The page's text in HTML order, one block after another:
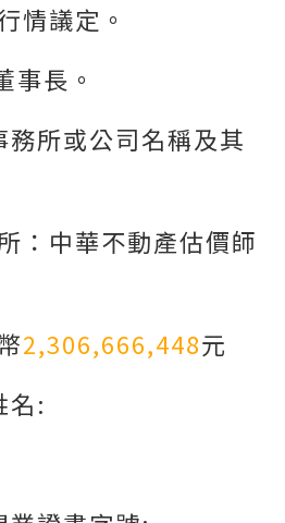
情議定。
事長。
所或公司名稱及其
：中華不動產估價師
2,306,666,448元
名: